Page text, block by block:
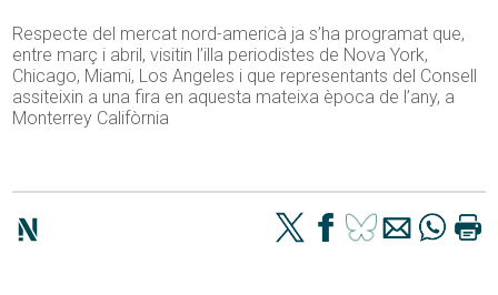
Respecte del mercat nord-americà ja s’ha programat que,
entre març i abril, visitin l’illa periodistes de Nova York,
Chicago, Miami, Los Angeles i que representants del Consell
assiteixin a una fira en aquesta mateixa època de l’any, a
Monterrey Califòrnia